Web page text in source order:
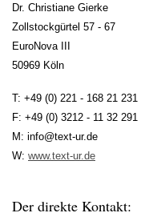
Dr. Christiane Gierke
Zollstockgürtel 57 - 67
EuroNova III
50969 Köln
T: +49 (0) 221 - 168 21 231
F: +49 (0) 3212 - 11 32 291
M: info@text-ur.de
W: www.text-ur.de
Der direkte Kontakt: